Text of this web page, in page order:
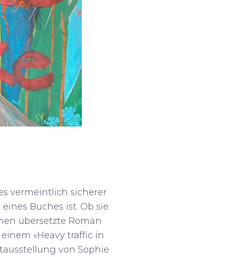
vermeintlich sicherer
Buches ist. Ob sie
übersetzte Roman
«Heavy traffic in
von Sophie